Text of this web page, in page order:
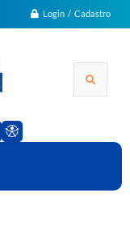
Login / Cadastro